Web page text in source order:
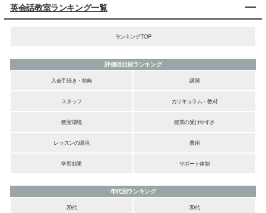
英会話教室ランキング一覧
ランキングTOP
評価項目別ランキング
入会手続き・特典
講師
スタッフ カリキュラム・教材
教室環境 授業の受けやすさ
レッスンの環境 費用
学習効果 サポート体制
年代別ランキング
20代
30代